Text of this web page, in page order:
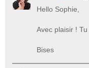
Hello Sophie,
Avec plaisir !
Bises